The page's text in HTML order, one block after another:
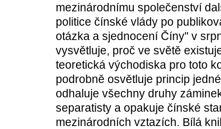
mezinárodnímu společenství
politice čínské vlády po
otázka a sjednocení Číny" v
vysvětluje, proč ve světě
teoretická východiska pro toto
podrobně osvětluje princip
odhaluje všechny druhy
separatisty a opakuje čínské
mezinárodních vztazích. Bílá